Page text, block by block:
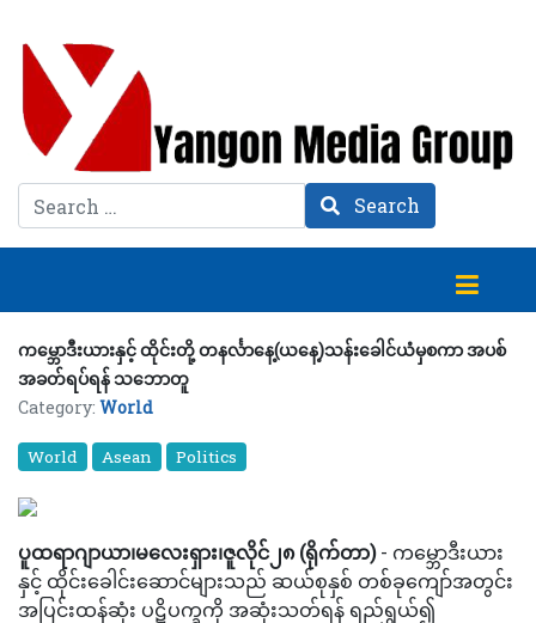
Search Search
ကမ္ဘောဒီးယားနှင့် ထိုင်းတို့ တနင်္လာနေ့(ယနေ့)သန်းခေါင်ယံမှစကာ အပစ်
အခတ်ရပ်ရန် သဘောတူ
Category: World
World Asean Politics
ပူထရာဂျာယာ၊မလေးရှား၊ဇူလိုင်၂၈ (ရိုက်တာ)- ကမ္ဘောဒီးယား
နှင့် ထိုင်းခေါင်းဆောင်များသည် ဆယ်စုနှစ် တစ်ခုကျော်အတွင်း
အပြင်းထန်ဆုံး ပဋိပက္ခကို အဆုံးသတ်ရန် ရည်ရွယ်၍